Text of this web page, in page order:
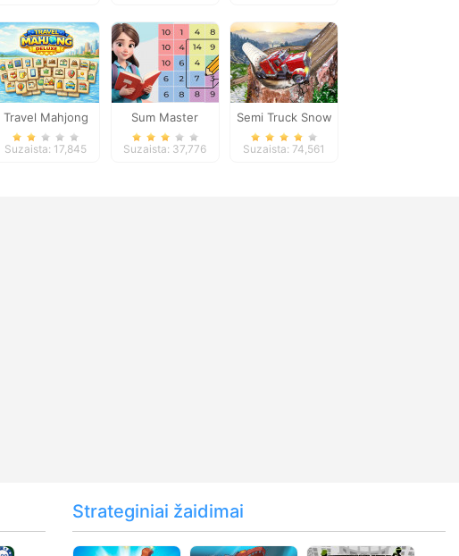
Travel Mahjong
Deluxe
Suzaista: 17,845
Sum Master
Suzaista: 37,776
Semi Truck Snow
Simulator
Suzaista: 74,561
Strateginiai žaidimai